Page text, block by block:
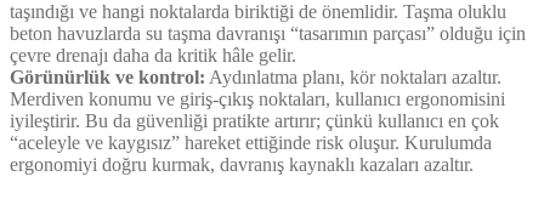
taşındığı ve hangi noktalarda biriktiği de önemlidir. Taşma oluklu
beton havuzlarda su taşma davranışı “tasarımın parçası” olduğu için
çevre drenajı daha da kritik hâle gelir.
Görünürlük ve kontrol: Aydınlatma planı, kör noktaları azaltır.
Merdiven konumu ve giriş-çıkış noktaları, kullanıcı ergonomisini
iyileştirir. Bu da güvenliği pratikte artırır; çünkü kullanıcı en çok
“aceleyle ve kaygısız” hareket ettiğinde risk oluşur. Kurulumda
ergonomiyi doğru kurmak, davranış kaynaklı kazaları azaltır.